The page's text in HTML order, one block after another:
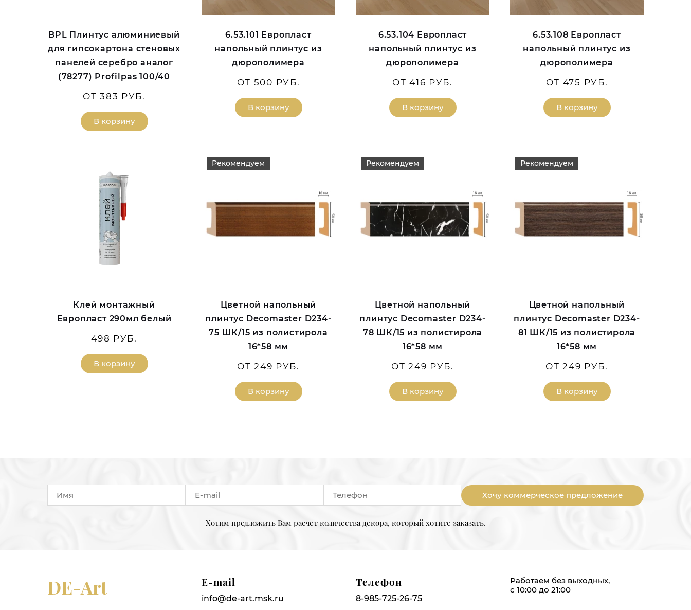
BPL Плинтус алюминиевый
для гипсокартона стеновых
панелей серебро аналог
(78277) Profilpas 100/40
ОТ 383 РУБ.
В корзину
6.53.101 Европласт
напольный плинтус из
дюрополимера
ОТ 500 РУБ.
В корзину
6.53.104 Европласт
напольный плинтус из
дюрополимера
ОТ 416 РУБ.
В корзину
6.53.108 Европласт
напольный плинтус из
дюрополимера
ОТ 475 РУБ.
В корзину
Клей монтажный
Европласт 290мл белый
498 РУБ.
В корзину
Рекомендуем
Цветной напольный
плинтус Decomaster D234-
75 ШК/15 из полистирола
16*58 мм
ОТ 249 РУБ.
В корзину
Рекомендуем
Цветной напольный
плинтус Decomaster D234-
78 ШК/15 из полистирола
16*58 мм
ОТ 249 РУБ.
В корзину
Рекомендуем
Цветной напольный
плинтус Decomaster D234-
81 ШК/15 из полистирола
16*58 мм
ОТ 249 РУБ.
В корзину
Хочу коммерческое предложение
Хотим предложить Вам расчет количества декора, который хотите заказать.
DE-Art E-mail
info@de-art.msk.ru
Телефон
8-985-725-26-75
Работаем без выходных,
с 10:00 до 21:00